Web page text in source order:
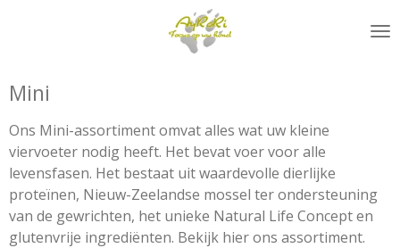
de
hoofdinhoud
Mini
Ons Mini-assortiment omvat alles wat uw kleine
viervoeter nodig heeft. Het bevat voer voor alle
levensfasen. Het bestaat uit waardevolle dierlijke
proteïnen, Nieuw-Zeelandse mossel ter ondersteuning
van de gewrichten, het unieke Natural Life Concept en
glutenvrije ingrediënten. Bekijk hier ons assortiment.